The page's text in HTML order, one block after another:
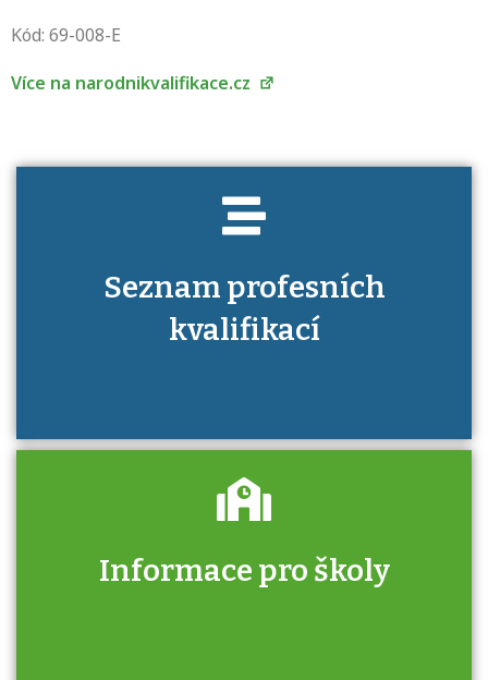
Kód: 69-008-E
Více na narodnikvalifikace.cz
Seznam profesních
kvalifikací
Víte, jaké dovednosti musíte pro danou
Informace pro školy
Zjistěte, jak se přihlásit ke zkoušce a kde